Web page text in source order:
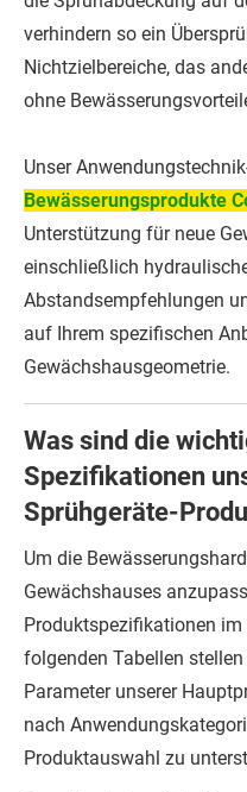
verhindern so ein
Nichtzielbereiche, das
ohne
Unser
Bewässerungsprodukte
Unterstützung für neue
einschließlich
Abstandsempfehlungen
auf Ihrem spezifischen
Gewächshausgeometrie.
Was sind die
Spezifikationen
Sprühgeräte-
Um die
Gewächshauses
Produktspezifikationen
folgenden Tabellen
Parameter unserer
nach
Produktauswahl zu